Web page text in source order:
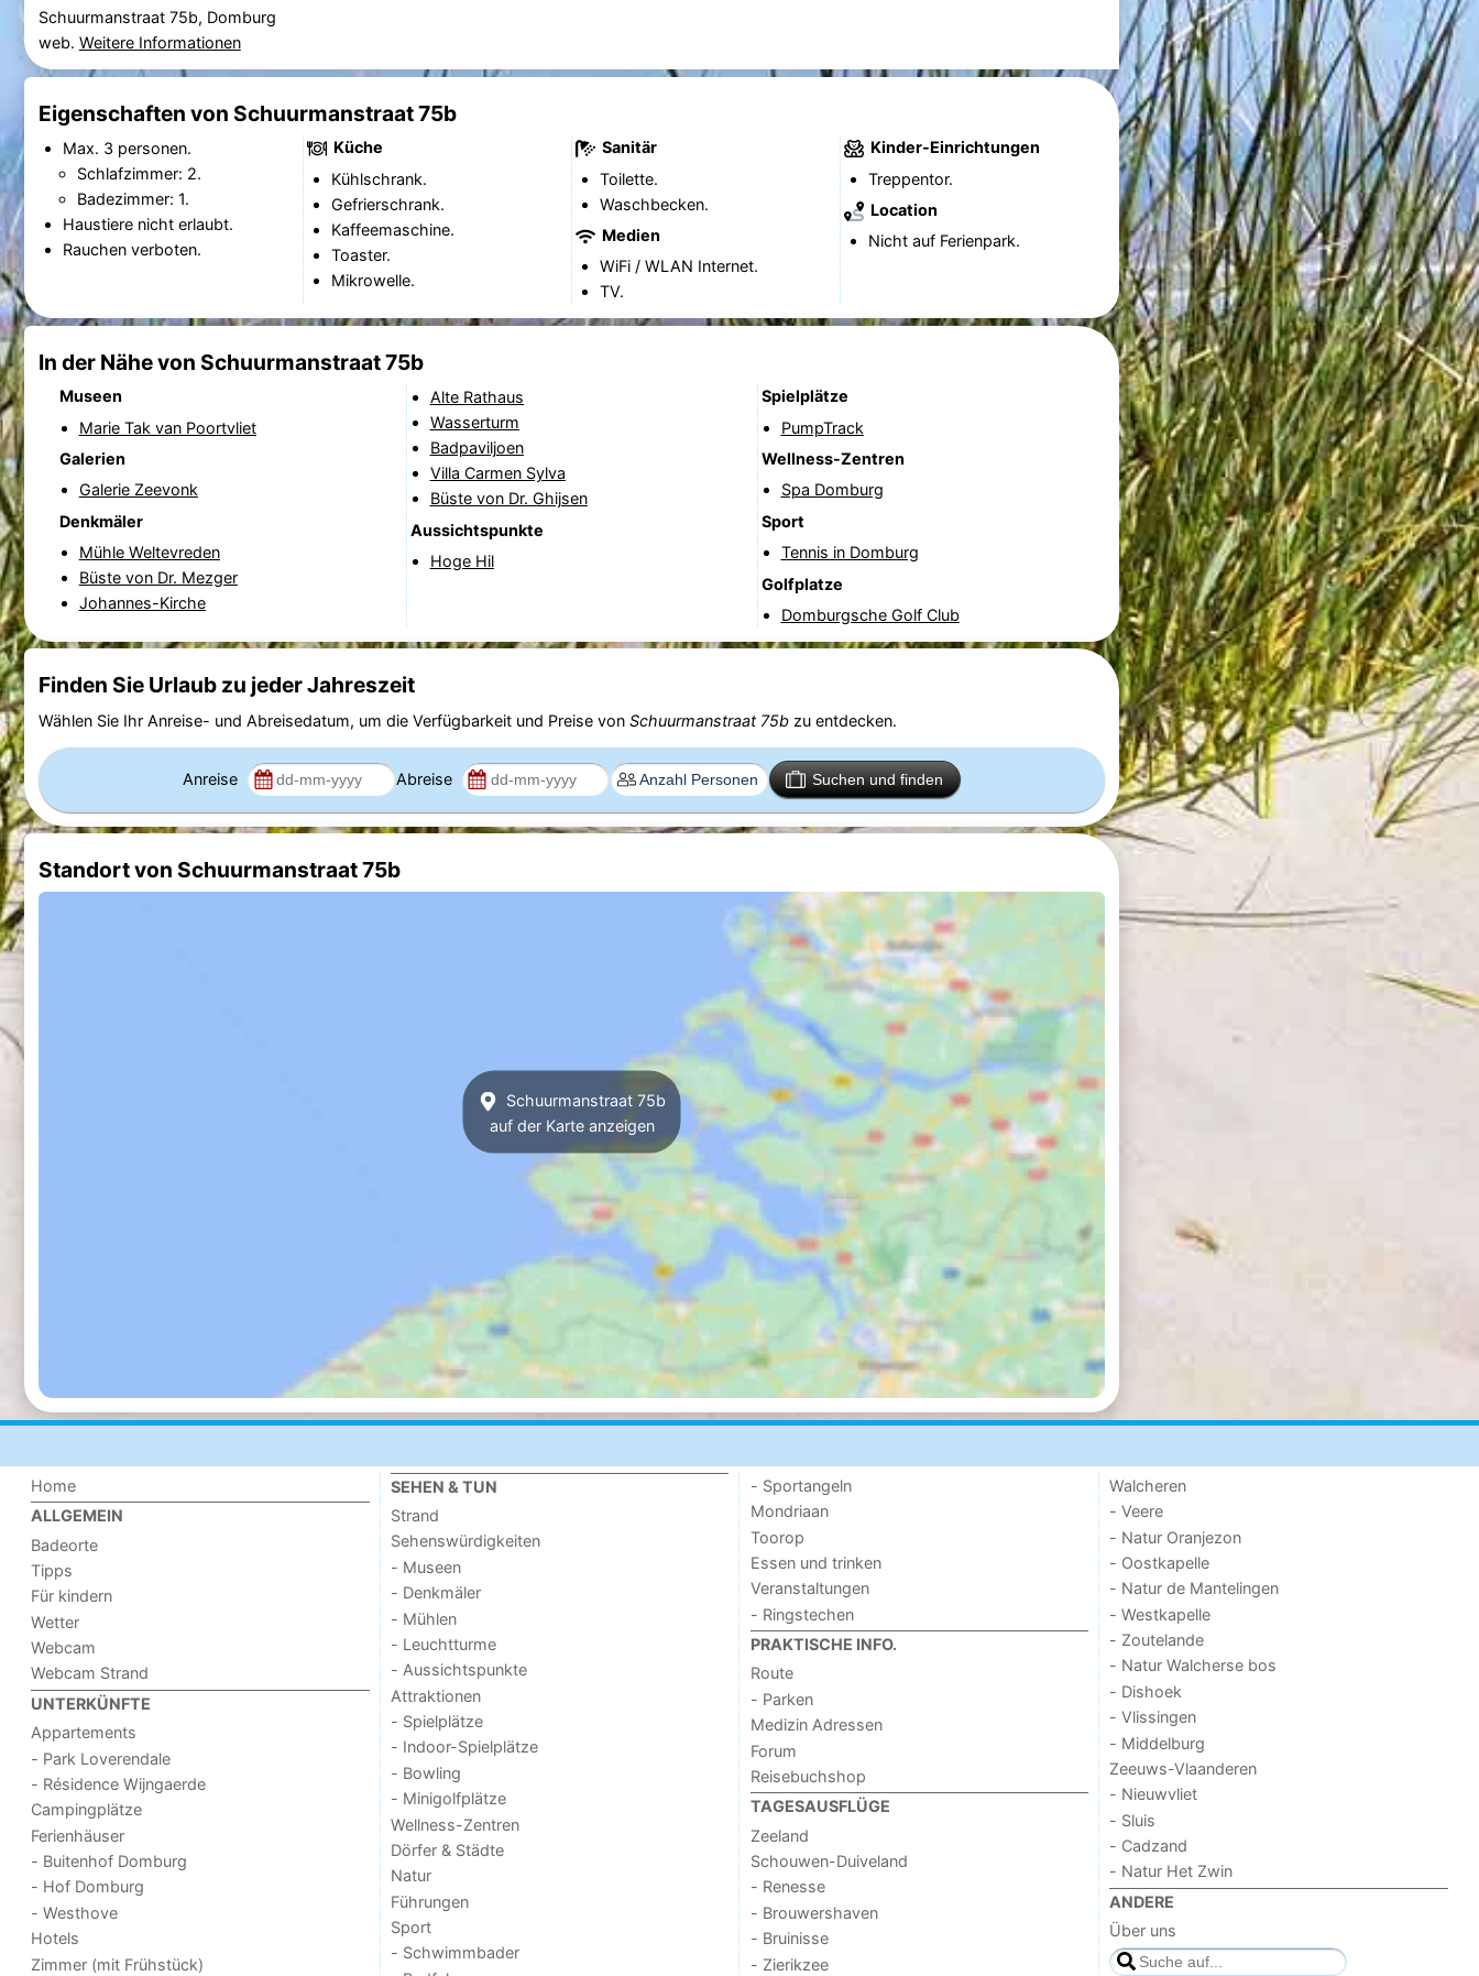
Schuurmanstraat 75b, Domburg
web. Weitere Informationen
Eigenschaften von Schuurmanstraat 75b
Max. 3 personen.
Schlafzimmer: 2.
Badezimmer: 1.
Haustiere nicht erlaubt.
Rauchen verboten.
Küche
Kühlschrank.
Gefrierschrank.
Kaffeemaschine.
Toaster.
Mikrowelle.
Sanitär
Toilette.
Waschbecken.
Medien
WiFi / WLAN Internet.
TV.
Kinder-Einrichtungen
Treppentor.
Location
Nicht auf Ferienpark.
In der Nähe von Schuurmanstraat 75b
Museen
Marie Tak van Poortvliet
Galerien
Galerie Zeevonk
Denkmäler
Mühle Weltevreden
Büste von Dr. Mezger
Johannes-Kirche
Alte Rathaus
Wasserturm
Badpaviljoen
Villa Carmen Sylva
Büste von Dr. Ghijsen
Aussichtspunkte
Hoge Hil
Spielplätze
PumpTrack
Wellness-Zentren
Spa Domburg
Sport
Tennis in Domburg
Golfplatze
Domburgsche Golf Club
Finden Sie Urlaub zu jeder Jahreszeit
Wählen Sie Ihr Anreise- und Abreisedatum, um die Verfügbarkeit und Preise von Schuurmanstraat 75bzu entdecken.
Anreise Abreise Suchen und finden
Standort von Schuurmanstraat 75b
Schuurmanstraat 75b
auf der Karte anzeigen
Home
ALLGEMEIN
Badeorte
Tipps
Für kindern
Wetter
Webcam
Webcam Strand
UNTERKÜNFTE
Appartements
- Park Loverendale
- Résidence Wijngaerde
Campingplätze
Ferienhäuser
- Buitenhof Domburg
- Hof Domburg
- Westhove
Hotels
Zimmer (mit Frühstück)
SEHEN & TUN
Strand
Sehenswürdigkeiten
- Museen
- Denkmäler
- Mühlen
- Leuchtturme
- Aussichtspunkte
Attraktionen
- Spielplätze
- Indoor-Spielplätze
- Bowling
- Minigolfplätze
Wellness-Zentren
Dörfer & Städte
Natur
Führungen
Sport
- Schwimmbader
- Sportangeln
Mondriaan
Toorop
Essen und trinken
Veranstaltungen
- Ringstechen
PRAKTISCHE INFO.
Route
- Parken
Medizin Adressen
Forum
Reisebuchshop
TAGESAUSFLÜGE
Zeeland
Schouwen-Duiveland
- Renesse
- Brouwershaven
- Bruinisse
- Zierikzee
Walcheren
- Veere
- Natur Oranjezon
- Oostkapelle
- Natur de Mantelingen
- Westkapelle
- Zoutelande
- Natur Walcherse bos
- Dishoek
- Vlissingen
- Middelburg
Zeeuws-Vlaanderen
- Nieuwvliet
- Sluis
- Cadzand
- Natur Het Zwin
ANDERE
Über uns